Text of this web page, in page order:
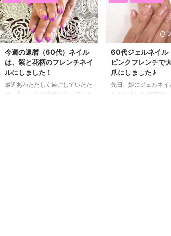
2024/10/25
今週の還暦（60代）ネイル
は、紫と花柄のフレンチネイ
ルにしました！
最近あわただしく過ごしていたた
め、久しぶりの投稿になってしま
60代ジェルネイル
ピンクフレンチで
爪にしました♪
先日、娘にジェルネイ
もらいました(*^▽^*)